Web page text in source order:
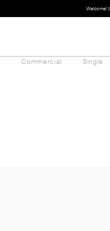
Welcome!
Commercial Single